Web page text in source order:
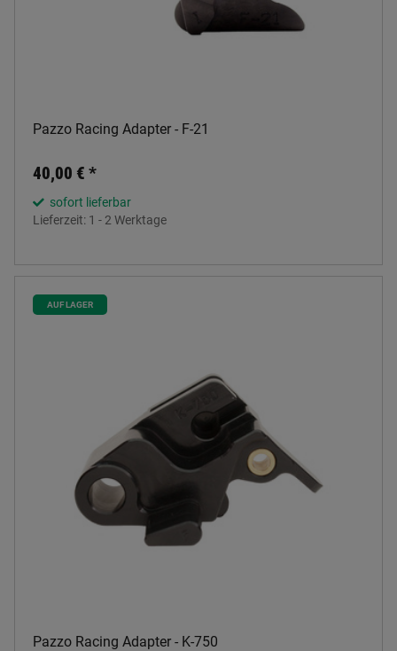
Pazzo Racing Adapter - F-21
40,00 € *
sofort lieferbar
Lieferzeit: 1 - 2 Werktage
AUF LAGER
Pazzo Racing Adapter - K-750